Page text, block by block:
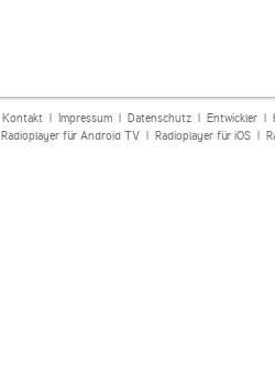
Kontakt| Impressum| Datenschutz| Entwickler|
Radioplayer für Android TV| Radioplayer für iOS|